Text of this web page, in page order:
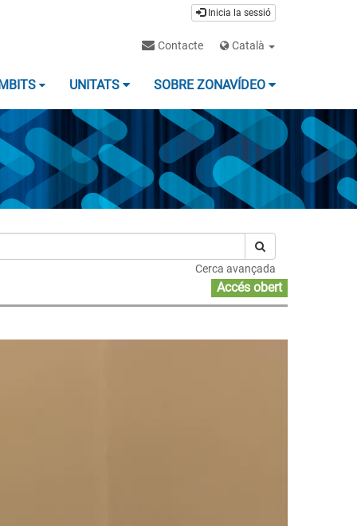
Inicia la sessió
Contacte Català
UNITATS SOBRE ZONAVÍDEO
Cerca avançada
Accés obert